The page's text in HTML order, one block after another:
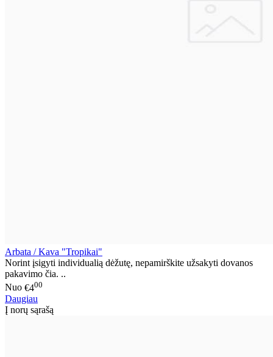
Arbata / Kava "Tropikai"
Norint įsigyti individualią dėžutę, nepamirškite užsakyti dovanos
pakavimo čia. ..
Nuo €400
Daugiau
Į norų sąrašą